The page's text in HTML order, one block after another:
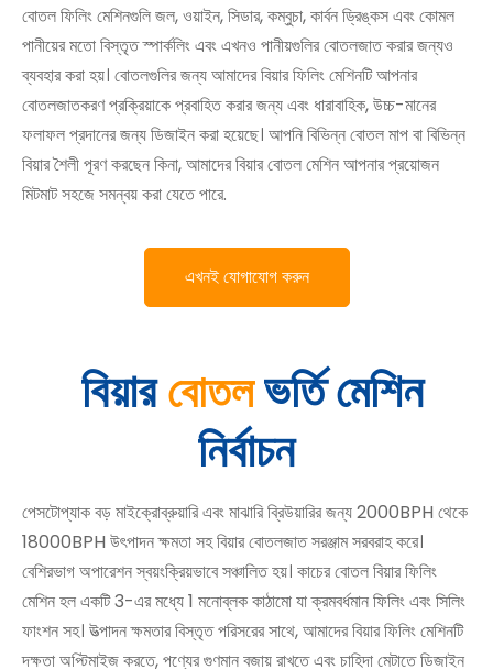
বোতল ফিলিং মেশিনগুলি জল, ওয়াইন, সিডার, কম্বুচা, কার্বন ড্রিঙ্কস এবং কোমল
পানীয়ের মতো বিস্তৃত স্পার্কলিং এবং এখনও পানীয়গুলির বোতলজাত করার জন্যও
ব্যবহার করা হয়। বোতলগুলির জন্য আমাদের বিয়ার ফিলিং মেশিনটি আপনার
বোতলজাতকরণ প্রক্রিয়াকে প্রবাহিত করার জন্য এবং ধারাবাহিক, উচ্চ-মানের
ফলাফল প্রদানের জন্য ডিজাইন করা হয়েছে। আপনি বিভিন্ন বোতল মাপ বা বিভিন্ন
বিয়ার শৈলী পূরণ করছেন কিনা, আমাদের বিয়ার বোতল মেশিন আপনার প্রয়োজন
মিটমাট সহজে সমন্বয় করা যেতে পারে.
এখনই যোগাযোগ করুন
বিয়ারবোতলভর্তি মেশিন
নির্বাচন
পেসটোপ্যাক বড় মাইক্রোব্রুয়ারি এবং মাঝারি ব্রিউয়ারির জন্য 2000BPH থেকে
18000BPH উৎপাদন ক্ষমতা সহ বিয়ার বোতলজাত সরঞ্জাম সরবরাহ করে।
বেশিরভাগ অপারেশন স্বয়ংক্রিয়ভাবে সঞ্চালিত হয়। কাচের বোতল বিয়ার ফিলিং
মেশিন হল একটি 3-এর মধ্যে 1 মনোব্লক কাঠামো যা ক্রমবর্ধমান ফিলিং এবং সিলিং
ফাংশন সহ। উত্পাদন ক্ষমতার বিস্তৃত পরিসরের সাথে, আমাদের বিয়ার ফিলিং মেশিনটি
দক্ষতা অপ্টিমাইজ করতে, পণ্যের গুণমান বজায় রাখতে এবং চাহিদা মেটাতে ডিজাইন